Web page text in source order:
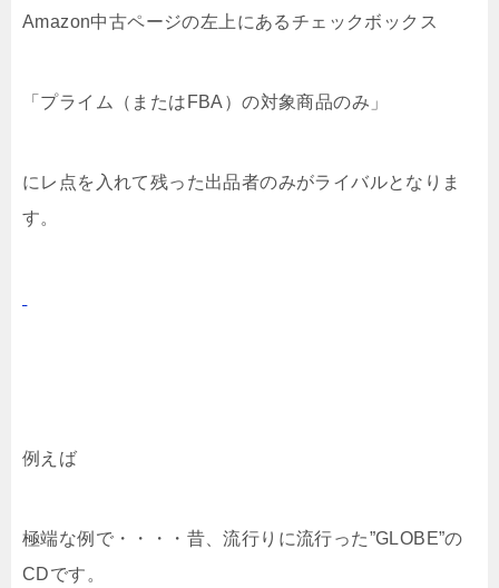
Amazon中古ページの左上にあるチェックボックス
「プライム（またはFBA）の対象商品のみ」
にレ点を入れて残った出品者のみがライバルとなりま
す。
例えば
極端な例で・・・・昔、流行りに流行った”GLOBE”の
CDです。